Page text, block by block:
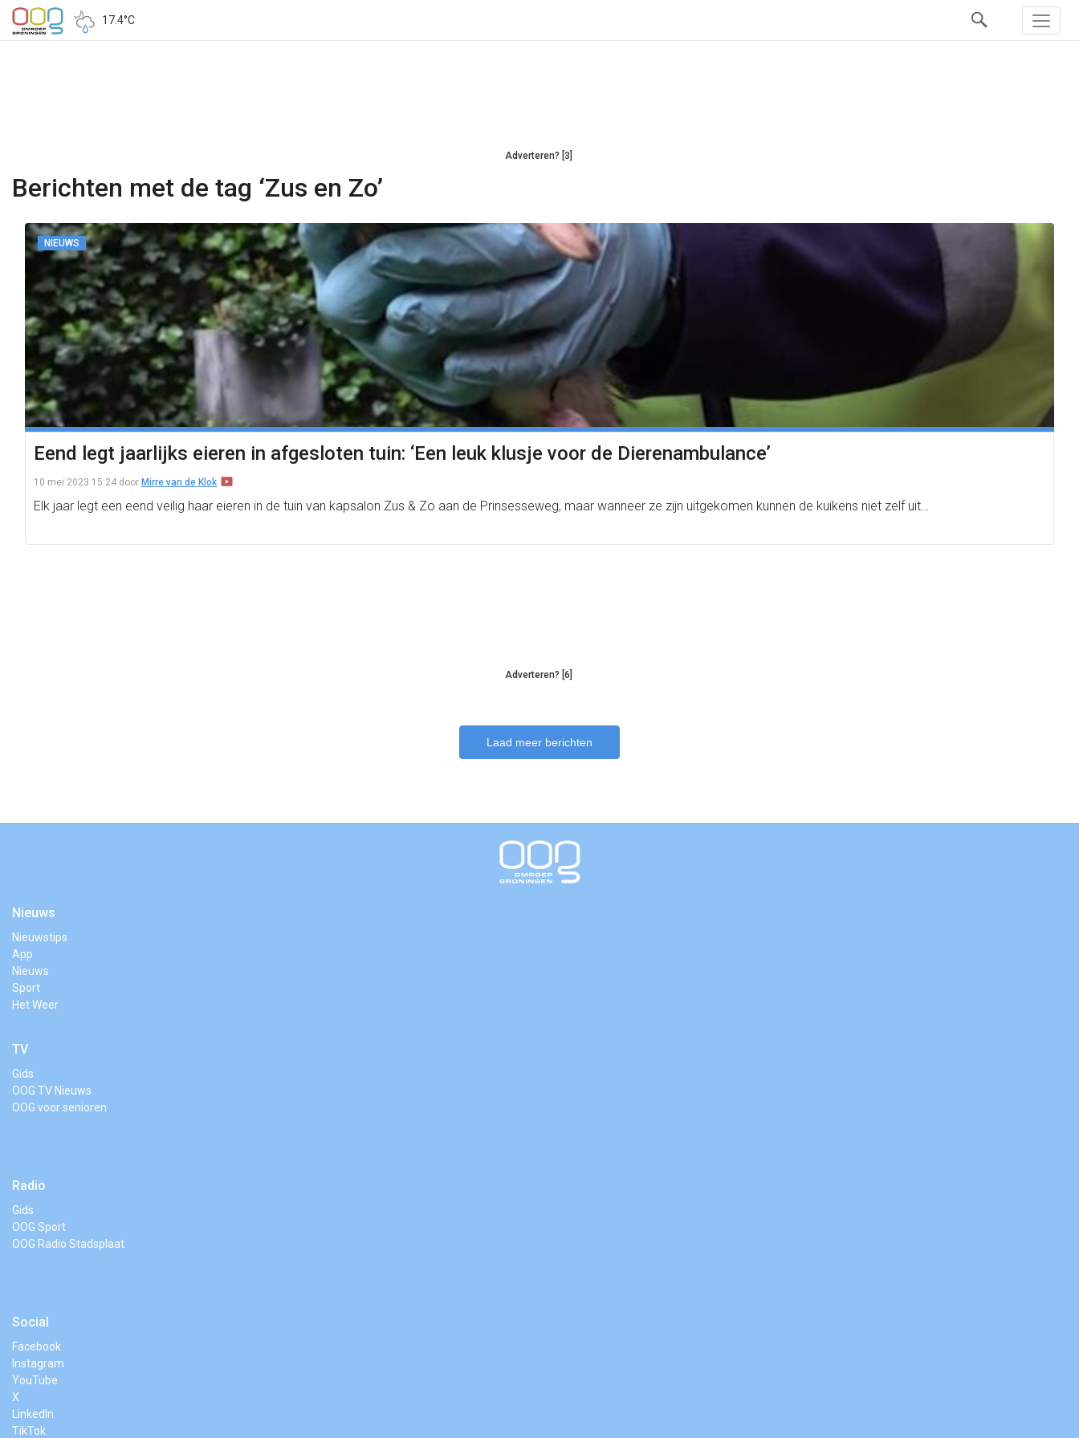
17.4°C
Adverteren? [3]
Berichten met de tag ‘Zus en Zo’
NIEUWS
Eend legt jaarlijks eieren in afgesloten tuin: ‘Een leuk klusje voor de Dierenambulance’
10 mei 2023 15:24 door Mirre van de Klok
Elk jaar legt een eend veilig haar eieren in de tuin van kapsalon Zus & Zo aan de Prinsesseweg, maar wanneer ze zijn uitgekomen kunnen de kuikens niet zelf uit…
Adverteren? [6]
Laad meer berichten
Nieuws
Nieuwstips
App
Nieuws
Sport
Het Weer
TV
Gids
OOG TV Nieuws
OOG voor senioren
Radio
Gids
OOG Sport
OOG Radio Stadsplaat
Social
Facebook
Instagram
YouTube
X
LinkedIn
TikTok